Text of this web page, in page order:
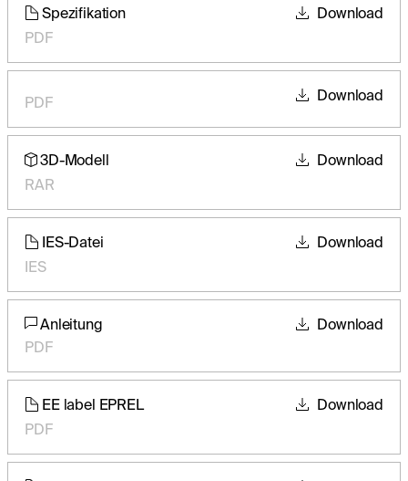
Spezifikation
PDF
Download
PDF Download
3D-Modell
RAR
Download
IES-Datei
IES
Download
Anleitung
PDF
Download
EE label EPREL
PDF
Download